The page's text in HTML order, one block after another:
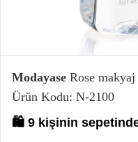
Modayase Rose
Ürün Kodu: N-2100
🛍️ 9 kişinin